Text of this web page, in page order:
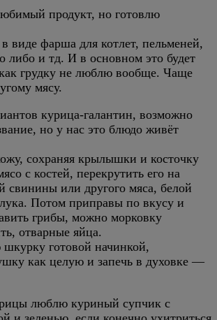
продукт, но готовлю
виде фарша для котлет, пельменей,
либо и тд. И в основном это будет
грудку не люблю вообще. Чаще
мясу.
курица-галантин, возможно
но у нас это блюдо живёт
сохраняя крылышки и косточку
с костей, перекрутить его на
свинины или другого мяса, белой
Потом приправы по вкусу и
грибы, можно морковку
отварные яйца.
готовой начинкой,
как целую и запечь в духовке —
люблю куриный супчик с